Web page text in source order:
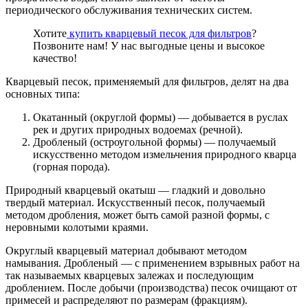
периодического обслуживания технических систем.
Хотите купить кварцевый песок для фильтров?
Позвоните нам! У нас выгодные цены и высокое
качество!
Кварцевый песок, применяемый для фильтров, делят на два
основных типа:
Окатанный (округлой формы) — добывается в руслах
рек и других природных водоемах (речной).
Дробленый (остроугольной формы) — получаемый
искусственно методом измельчения природного кварца
(горная порода).
Природный кварцевый окатыш — гладкий и довольно
твердый материал. Искусственный песок, получаемый
методом дробления, может быть самой разной формы, с
неровными колотыми краями.
Округлый кварцевый материал добывают методом
намывания. Дробленый — с применением взрывных работ на
так называемых кварцевых залежах и последующим
дроблением. После добычи (производства) песок очищают от
примесей и распределяют по размерам (фракциям).